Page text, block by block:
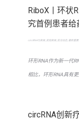
RiboX丨环状
究首例患者给
circRNA与疾病 其他疾病 前沿动态 最新重要
环形RNA作为新一代
相比，环形RNA具有更
circRNA创新